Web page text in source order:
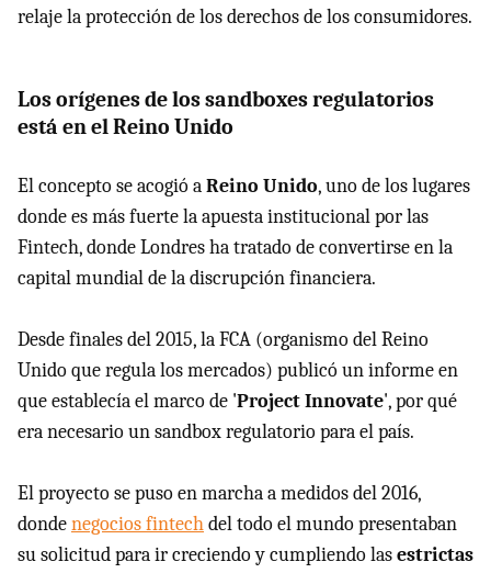
relaje la protección de los derechos de los consumidores.
Los orígenes de los sandboxes regulatorios
está en el Reino Unido
El concepto se acogió aReino Unido, uno de los lugares
donde es más fuerte la apuesta institucional por las
Fintech, donde Londres ha tratado de convertirse en la
capital mundial de la discrupción financiera.
Desde finales del 2015, la FCA (organismo del Reino
Unido que regula los mercados) publicó un informe en
que establecía el marco de 'Project Innovate', por qué
era necesario un sandbox regulatorio para el país.
El proyecto se puso en marcha a medidos del 2016,
dondenegocios fintechdel todo el mundo presentaban
su solicitud para ir creciendo y cumpliendo lasestrictas